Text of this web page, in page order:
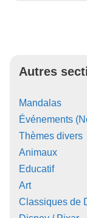
Autres
Mandalas
Événements
Thèmes divers
Animaux
Educatif
Art
Classiques de